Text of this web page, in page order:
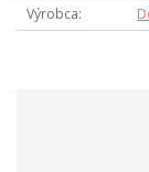
Výrobca